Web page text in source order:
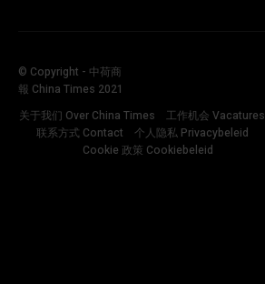
© Copyright - 中荷商
報 China Times 2021
关于我们 Over China Times
工作机会 Vacatures
联系方式 Contact
个人隐私 Privacybeleid
Cookie 政策 Cookiebeleid